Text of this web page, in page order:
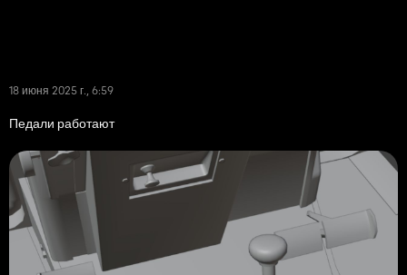
18 июня 2025 г., 6:59
Педали работают